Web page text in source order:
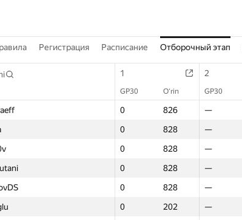
Регистрация Расписание Отборочный этап
1 2
GP30 O‘rin GP30
0 826 —
0 828 —
0 828 —
0 828 —
0 828 —
0 202 —